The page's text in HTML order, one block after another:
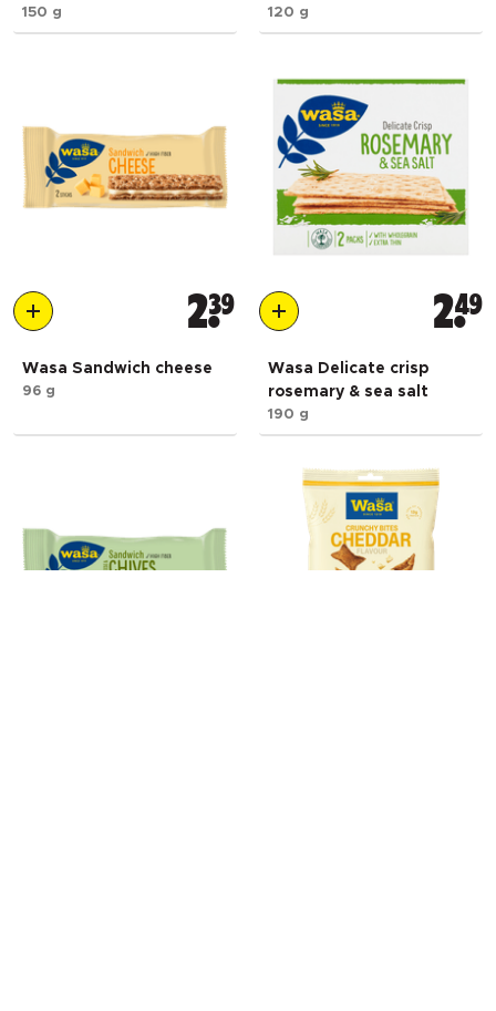
150 g 120 g
239
Wasa Sandwich cheese
96 g
249
Wasa Delicate crisp
rosemary & sea salt
190 g